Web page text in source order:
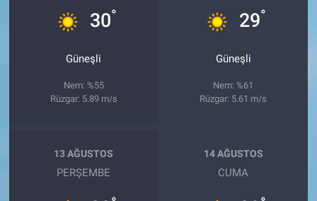
30°
Güneşli
Nem: %55
Rüzgar: 5.89 m/s
29°
Güneşli
Nem: %61
Rüzgar: 5.61 m/s
13 AĞUSTOS
PERŞEMBE
14 AĞUSTOS
CUMA